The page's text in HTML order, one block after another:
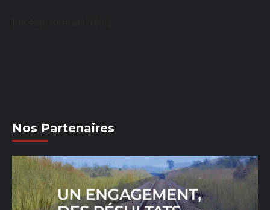
Nos Partenaires